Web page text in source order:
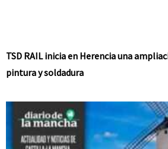
TSD RAIL inicia en Herencia una
pintura y soldadura